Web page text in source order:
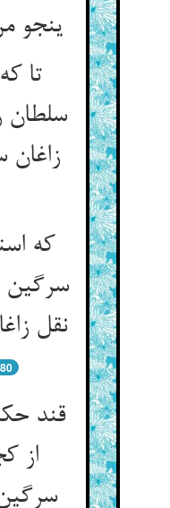
ینجو من نجا واستیقنه
تا
سلطان
که
نقل
قند
از
سرگین